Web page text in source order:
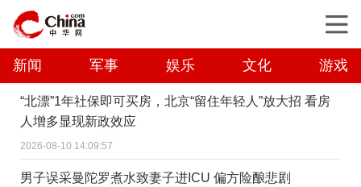
新闻 军事 娱乐 文化 游戏
“北漂”1年社保即可买房，北京“留住年轻人”放大招 看房
人增多显现新政效应
2026-08-10 14:09:57
男子误采曼陀罗煮水致妻子进ICU 偏方险酿悲剧